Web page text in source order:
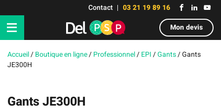
Contact
03 21 19 89 16
Mon devis
Accueil/Boutique en ligne/Professionnel/EPI/Gants/Gants
JE300H
Gants JE300H